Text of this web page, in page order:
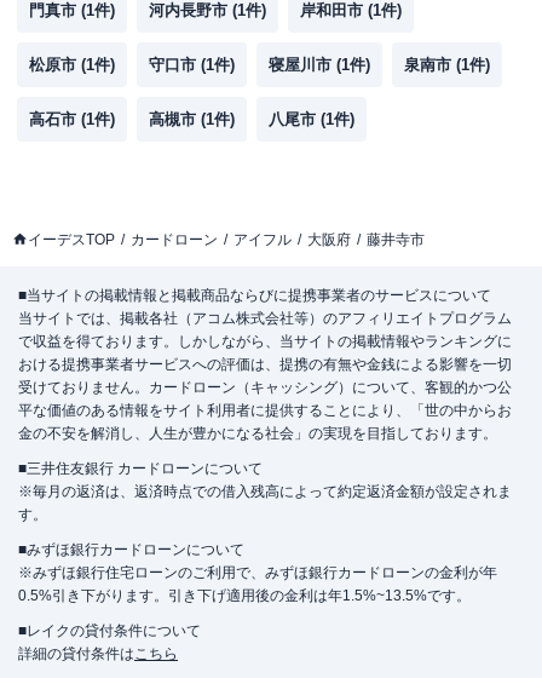
門真市 (1件) 河内長野市 (1件) 岸和田市 (1件)
松原市 (1件) 守口市 (1件) 寝屋川市 (1件) 泉南市 (1件)
高石市 (1件) 高槻市 (1件) 八尾市 (1件)
イーデスTOP カードローン アイフル 大阪府 藤井寺市
■当サイトの掲載情報と掲載商品ならびに提携事業者のサービスについて
当サイトでは、掲載各社（アコム株式会社等）のアフィリエイトプログラム
で収益を得ております。しかしながら、当サイトの掲載情報やランキングに
おける提携事業者サービスへの評価は、提携の有無や金銭による影響を一切
受けておりません。カードローン（キャッシング）について、客観的かつ公
平な価値のある情報をサイト利用者に提供することにより、「世の中からお
金の不安を解消し、人生が豊かになる社会」の実現を目指しております。
■三井住友銀行 カードローンについて
※毎月の返済は、返済時点での借入残高によって約定返済金額が設定されま
す。
■みずほ銀行カードローンについて
※みずほ銀行住宅ローンのご利用で、みずほ銀行カードローンの金利が年
0.5%引き下がります。引き下げ適用後の金利は年1.5%~13.5%です。
■レイクの貸付条件について
詳細の貸付条件はこちら